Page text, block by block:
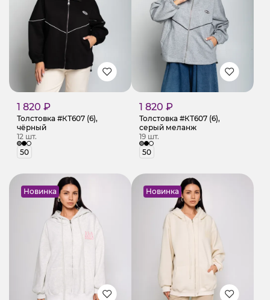
1 820 ₽
Толстовка #КТ607 (6),
чёрный
12 шт.
50
1 820 ₽
Толстовка #КТ607 (6),
серый меланж
19 шт.
50
Новинка Новинка